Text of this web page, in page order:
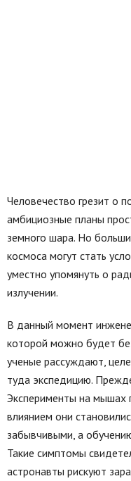
Человечество грезит о
амбициозные планы
земного шара. Но
космоса могут стать
уместно упомянуть о
излучении.
В данный момент
которой можно будет
ученые рассуждают,
туда экспедицию.
Эксперименты на мышах
влиянием они
забывчивыми, а
Такие симптомы
астронавты рискуют